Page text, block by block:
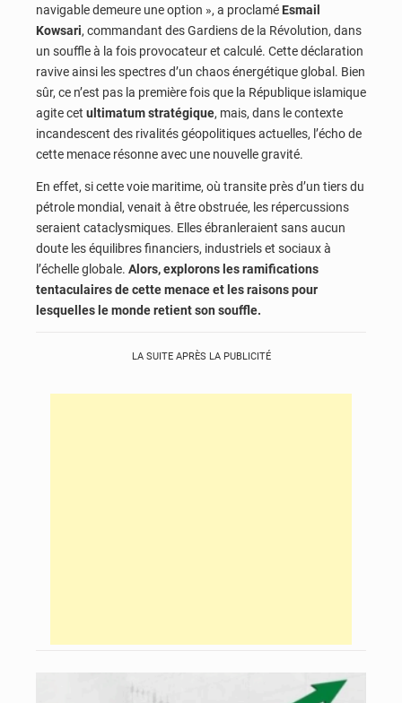
navigable demeure une option », a proclamé Esmail
Kowsari, commandant des Gardiens de la Révolution, dans
un souffle à la fois provocateur et calculé. Cette déclaration
ravive ainsi les spectres d’un chaos énergétique global. Bien
sûr, ce n’est pas la première fois que la République islamique
agite cet ultimatum stratégique, mais, dans le contexte
incandescent des rivalités géopolitiques actuelles, l’écho de
cette menace résonne avec une nouvelle gravité.
En effet, si cette voie maritime, où transite près d’un tiers du
pétrole mondial, venait à être obstruée, les répercussions
seraient cataclysmiques. Elles ébranleraient sans aucun
doute les équilibres financiers, industriels et sociaux à
l’échelle globale. Alors, explorons les ramifications
tentaculaires de cette menace et les raisons pour
lesquelles le monde retient son souffle.
LA SUITE APRÈS LA PUBLICITÉ